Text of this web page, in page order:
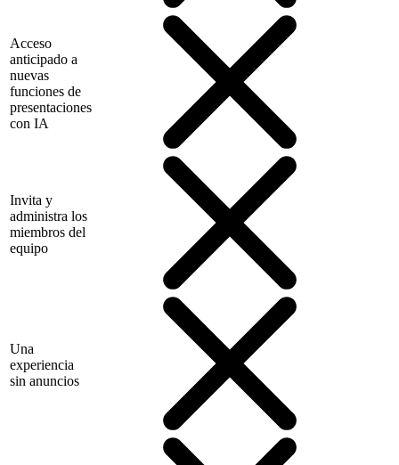
Acceso
anticipado a
nuevas
funciones de
presentaciones
con IA
Invita y
administra los
miembros del
equipo
Una
experiencia
sin anuncios